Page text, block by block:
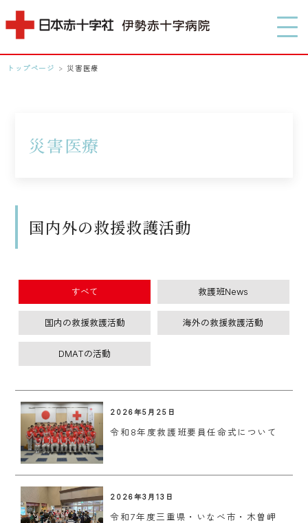
MENU
0596-28-2171
トップページ > 災害医療
災害医療
国内外の救援救護活動
すべて 救護班News
国内の救援救護活動 海外の救援救護活動
DMATの活動
2026年5月25日
令和8年度救護班要員任命式について
2026年3月13日
令和7年度三重県・いなべ市・木曽岬